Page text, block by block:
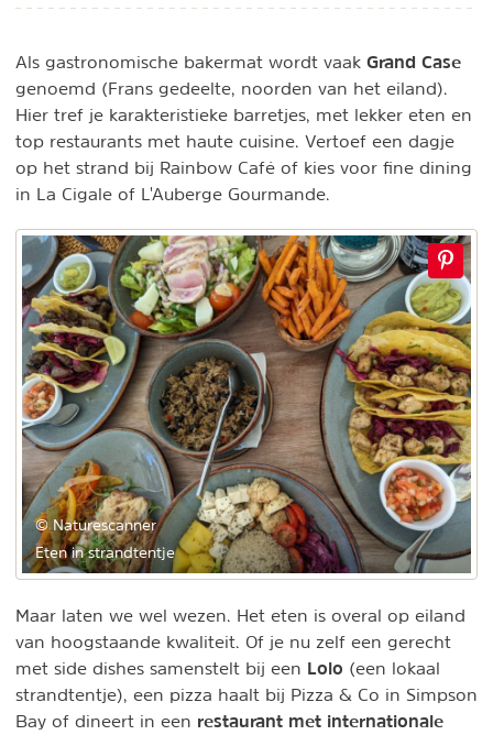
Als gastronomische bakermat wordt vaak Grand Case
genoemd (Frans gedeelte, noorden van het eiland).
Hier tref je karakteristieke barretjes, met lekker eten en
top restaurants met haute cuisine. Vertoef een dagje
op het strand bij Rainbow Café of kies voor fine dining
in La Cigale of L'Auberge Gourmande.
© Naturescanner
Eten in strandtentje
Maar laten we wel wezen. Het eten is overal op eiland
van hoogstaande kwaliteit. Of je nu zelf een gerecht
met side dishes samenstelt bij een Lolo (een lokaal
strandtentje), een pizza haalt bij Pizza & Co in Simpson
Bay of dineert in een restaurant met internationale